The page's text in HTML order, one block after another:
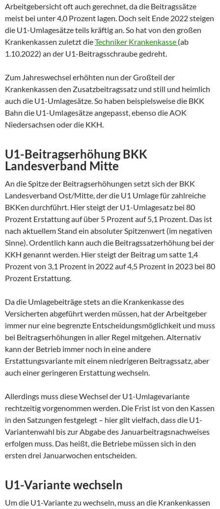
Arbeitgebersicht oft auch gerechnet, da die Beitragssätze
meist bei unter 4,0 Prozent lagen. Doch seit Ende 2022 steigen
die U1-Umlagesätze teils kräftig an. So hat von den großen
Krankenkassen zuletzt dieTechniker Krankenkasse (ab
1.10.2022) an der U1-Beitragsschraube gedreht.
Zum Jahreswechsel erhöhten nun der Großteil der
Krankenkassen den Zusatzbeitragssatz und still und heimlich
auch die U1-Umlagesätze. So haben beispielsweise die BKK
Bahn die U1-Umlagesätze angepasst, ebenso die AOK
Niedersachsen oder die KKH.
U1-Beitragserhöhung BKK
Landesverband Mitte
An die Spitze der Beitragserhöhungen setzt sich der BKK
Landesverband Ost/Mitte, der die U1 Umlage für zahlreiche
BKKen durchführt. Hier steigt der U1-Umlagesatz bei 80
Prozent Erstattung auf über 5 Prozent auf 5,1 Prozent. Das ist
nach aktuellem Stand ein absoluter Spitzenwert (im negativen
Sinne). Ordentlich kann auch die Beitragssatzerhöhung bei der
KKH genannt werden. Hier steigt der Beitrag um satte 1,4
Prozent von 3,1 Prozent in 2022 auf 4,5 Prozent in 2023 bei 80
Prozent Erstattung.
Da die Umlagebeiträge stets an die Krankenkasse des
Versicherten abgeführt werden müssen, hat der Arbeitgeber
immer nur eine begrenzte Entscheidungsmöglichkeit und muss
bei Beitragserhöhungen in aller Regel mitgehen. Alternativ
kann der Betrieb immer noch in eine andere
Erstattungsvariante mit einem niedrigeren Beitragssatz, aber
auch einer geringeren Erstattung wechseln.
Allerdings muss diese Wechsel der U1-Umlagevariante
rechtzeitig vorgenommen werden. Die Frist ist von den Kassen
in den Satzungen festgelegt – hier gilt vielfach, dass die U1-
Variantenwahl bis zur Abgabe des Januarbeitragsnachweises
erfolgen muss. Das heißt, die Betriebe müssen sich in den
ersten drei Januarwochen entscheiden.
U1-Variante wechseln
Um die U1-Variante zu wechseln, muss an die Krankenkassen